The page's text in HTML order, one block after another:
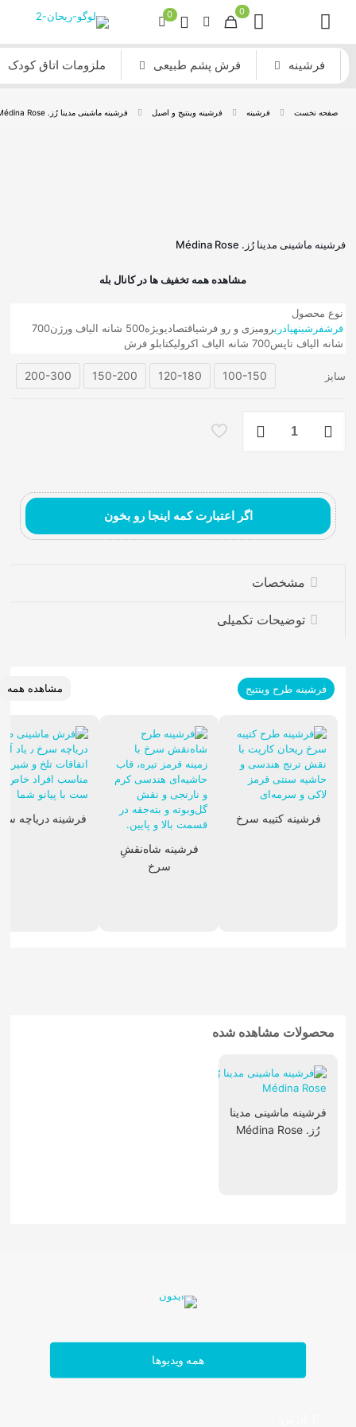
0
0
فرشینه فرش پشم طبیعی ملزومات اتاق کودک
صفحه نخست فرشینه فرشینه وینتیج و اصیل فرشینه ماشینی مدینا رُز. Médina Rose
فرشینه ماشینی مدینا رُز. Médina Rose
مشاهده همه تخفیف ها در کانال بله
نوع محصول
فرشفرشینهپادریرومیزی و رو فرشیاقتصادیویژه500 شانه الیاف ورژن
700
شانه الیاف تاپس700 شانه الیاف اکرولیک تابلو فرش
سایز 100-150
120-180
150-200
200-300
Rose
عدد
اگر اعتبارت کمه اینجا رو بخون
مشخصات
توضیحات تکمیلی
فرشینه طرح وینتیج مشاهده همه
فرشینه کتیبه سرخ
فرشینه شاه‌نقشِ
سرخ
فرشینه دریاچه
محصولات مشاهده شده
فرشینه ماشینی مدینا
رُز. Médina Rose
همه ویدیوها